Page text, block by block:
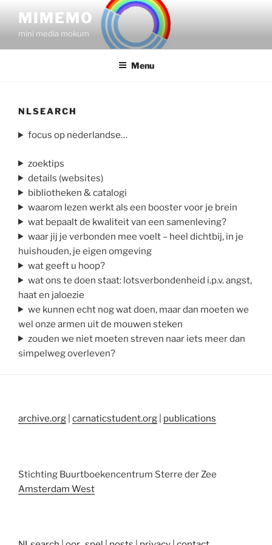
content
MIMEMO
mini media mokum
Menu
NLSEARCH
focus op nederlandse…
zoektips
details (websites)
bibliotheken & catalogi
waarom lezen werkt als een booster voor je brein
wat bepaalt de kwaliteit van een samenleving?
waar jij je verbonden mee voelt – heel dichtbij, in je
huishouden, je eigen omgeving
wat geeft u hoop?
wat ons te doen staat: lotsverbondenheid i.p.v. angst,
haat en jaloezie
we kunnen echt nog wat doen, maar dan moeten we
wel onze armen uit de mouwen steken
zouden we niet moeten streven naar iets meer dan
simpelweg overleven?
archive.org carnaticstudent.org publications
Stichting Buurtboekencentrum Sterre der Zee
Amsterdam West